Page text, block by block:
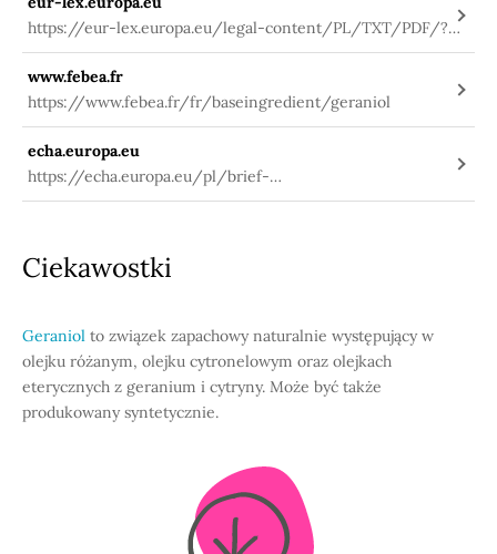
https://eur-lex.europa.eu/legal-content/PL/TXT/PDF/?
uri=CELEX:02009R1223-
20191127&qid=1580984703912&from=PL
www.febea.fr
https://www.febea.fr/fr/baseingredient/geraniol
echa.europa.eu
https://echa.europa.eu/pl/brief-
profile/-/briefprofile/100.003.071
Ciekawostki
Geraniol to związek zapachowy naturalnie występujący w
olejku różanym, olejku cytronelowym oraz olejkach
eterycznych z geranium i cytryny. Może być także
produkowany syntetycznie.